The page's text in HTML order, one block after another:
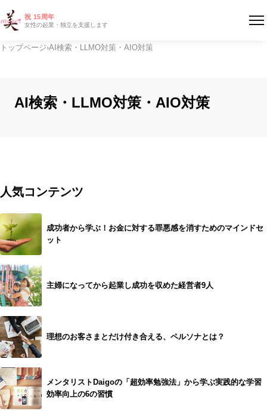
祝 15周年
女性の起業・独立を支援します
トップページ›AI検索・LLMO対策・AIO対策
AI検索・LLMO対策・AIO対策
人気コンテンツ
成功者から学ぶ！お金に対する罪悪感を消すためのマインドセ
ット
主婦になってから起業し成功を収めた経営者9人
理想のお客さまとだけ付き合える、ペルソナとは？
メンタリストDaigoの「超効率勉強法」から学ぶ実践的な学習
効率向上の6の習慣